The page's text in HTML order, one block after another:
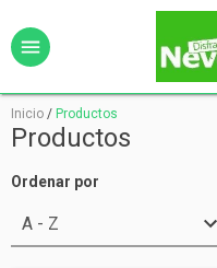
Inicio / Productos
Productos
Ordenar por